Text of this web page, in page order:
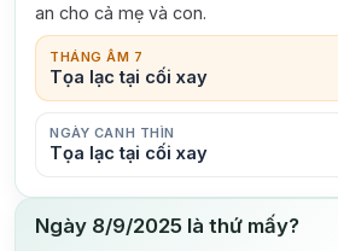
an cho cả mẹ và con.
THÁNG ÂM 7
Tọa lạc tại cối xay
NGÀY CANH THÌN
Tọa lạc tại cối xay
Ngày 8/9/2025 là thứ mấy?